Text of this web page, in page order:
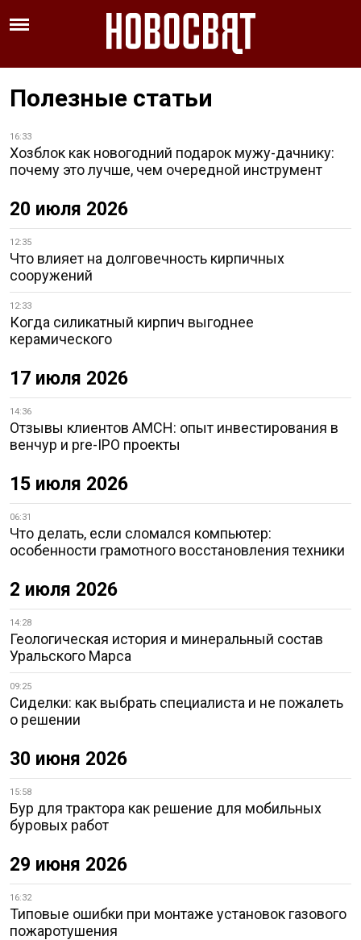
Полезные статьи
16:33
Хозблок как новогодний подарок мужу-дачнику:
почему это лучше, чем очередной инструмент
20 июля 2026
12:35
Что влияет на долговечность кирпичных
сооружений
12:33
Когда силикатный кирпич выгоднее
керамического
17 июля 2026
14:36
Отзывы клиентов AMCH: опыт инвестирования в
венчур и pre-IPO проекты
15 июля 2026
06:31
Что делать, если сломался компьютер:
особенности грамотного восстановления техники
2 июля 2026
14:28
Геологическая история и минеральный состав
Уральского Марса
09:25
Сиделки: как выбрать специалиста и не пожалеть
о решении
30 июня 2026
15:58
Бур для трактора как решение для мобильных
буровых работ
29 июня 2026
16:32
Типовые ошибки при монтаже установок газового
пожаротушения